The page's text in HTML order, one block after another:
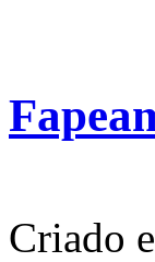
Criado